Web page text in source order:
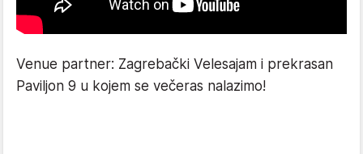
Venue partner: Zagrebački Velesajam i prekrasan
Paviljon 9 u kojem se večeras nalazimo!